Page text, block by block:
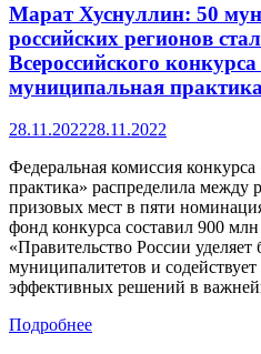
Марат Хуснуллин: 50
российских регионов
Всероссийского
муниципальная
28.11.202228.11.2022
Федеральная комиссия
практика» распределила между
призовых мест в пяти
фонд конкурса составил 900
«Правительство России
муниципалитетов и
эффективных решений в
Подробнее